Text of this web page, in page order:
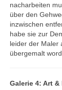
San Francisco
Seattle
Sequoia &
Yosemite NP
Kanada
nacharbeiten
über den
inzwischen
habe sie zur
leider der Maler
übergemalt
Galerie 4: Art